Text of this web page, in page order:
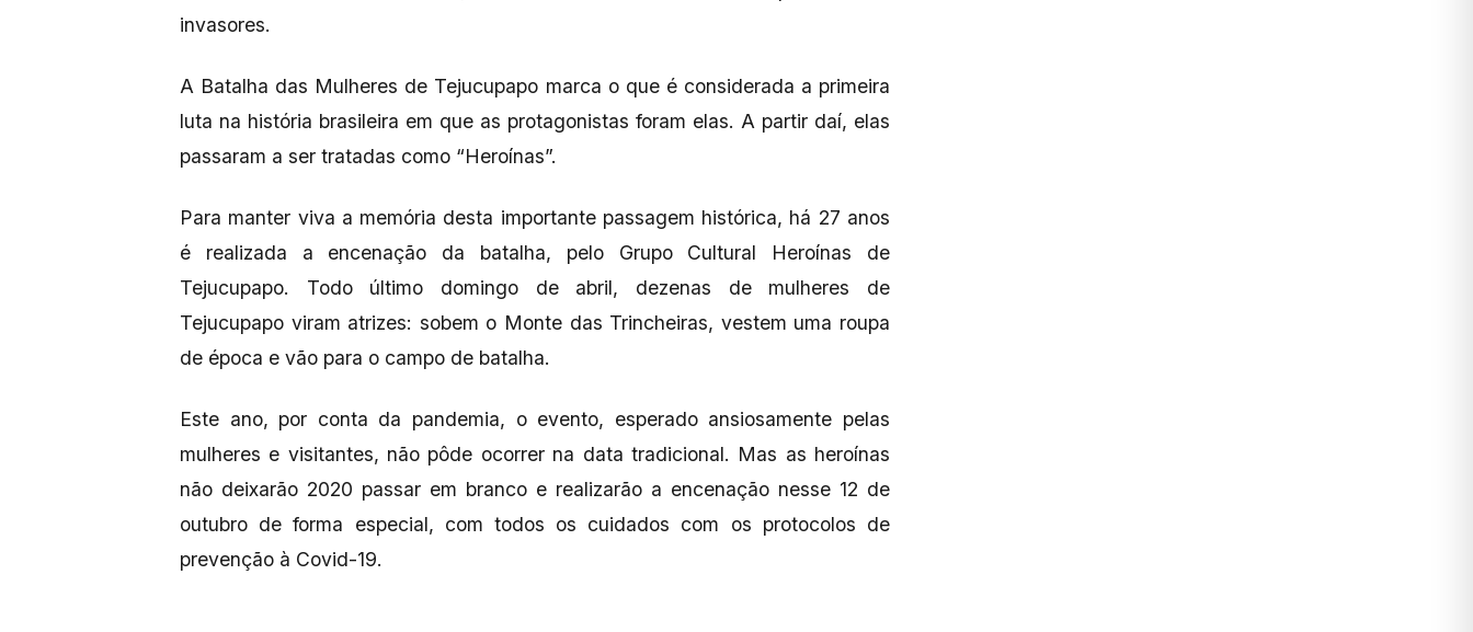
invasores.
A Batalha das Mulheres de Tejucupapo marca o que é considerada a primeira
luta na história brasileira em que as protagonistas foram elas. A partir daí, elas
passaram a ser tratadas como “Heroínas”.
Para manter viva a memória desta importante passagem histórica, há 27 anos
é realizada a encenação da batalha, pelo Grupo Cultural Heroínas de
Tejucupapo. Todo último domingo de abril, dezenas de mulheres de
Tejucupapo viram atrizes: sobem o Monte das Trincheiras, vestem uma roupa
de época e vão para o campo de batalha.
Este ano, por conta da pandemia, o evento, esperado ansiosamente pelas
mulheres e visitantes, não pôde ocorrer na data tradicional. Mas as heroínas
não deixarão 2020 passar em branco e realizarão a encenação nesse 12 de
outubro de forma especial, com todos os cuidados com os protocolos de
prevenção à Covid-19.